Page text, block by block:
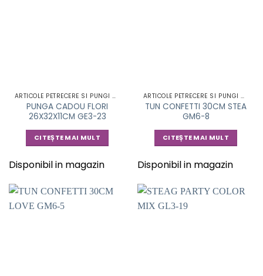
ARTICOLE PETRECERE SI PUNGI CADOU
PUNGA CADOU FLORI
26X32X11CM GE3-23
CITEȘTE MAI MULT
Disponibil in magazin
ARTICOLE PETRECERE SI PUNGI CADOU
TUN CONFETTI 30CM STEA
GM6-8
CITEȘTE MAI MULT
Disponibil in magazin